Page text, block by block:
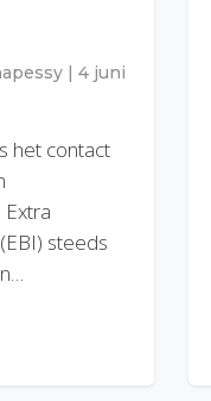
| 4 juni
het contact
steeds